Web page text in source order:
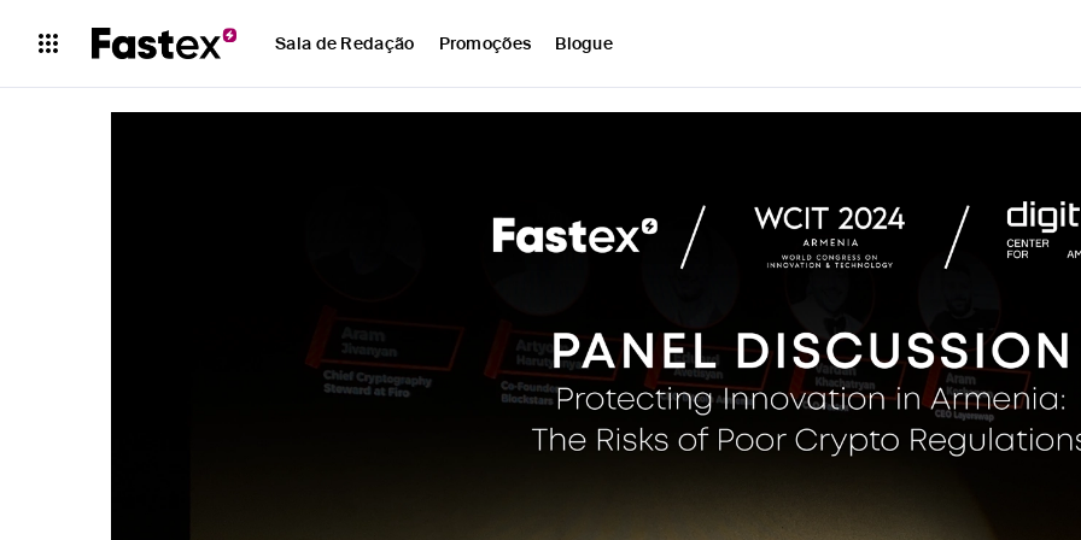
Sala de Redação Promoções Blogue